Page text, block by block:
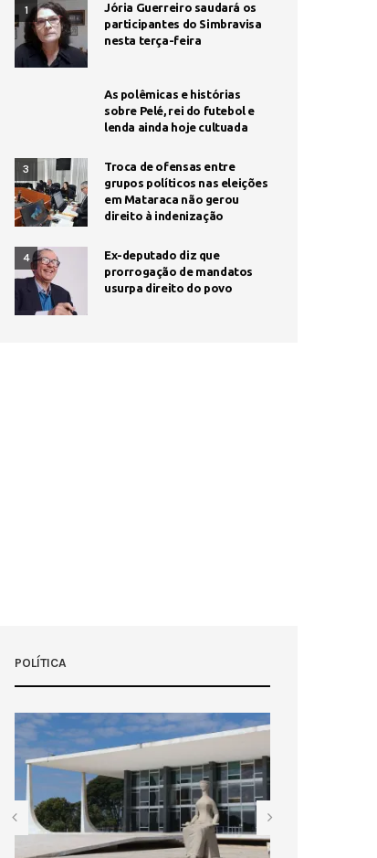
1
Jória Guerreiro saudará os
participantes do Simbravisa
nesta terça-feira
As polêmicas e histórias
sobre Pelé, rei do futebol e
lenda ainda hoje cultuada
3
Troca de ofensas entre
grupos políticos nas eleições
em Mataraca não gerou
direito à indenização
4
Ex-deputado diz que
prorrogação de mandatos
usurpa direito do povo
POLÍTICA